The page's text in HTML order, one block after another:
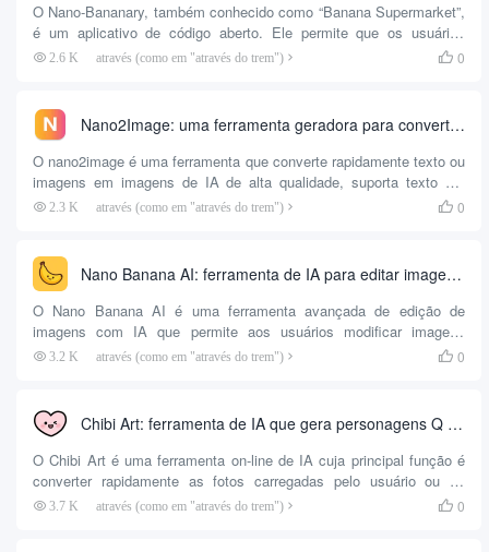
O Nano-Bananary, também conhecido como “Banana Supermarket”,
é um aplicativo de código aberto. Ele permite que os usuários
gerem e editem facilmente imagens e até mesmo vídeos. O recurso
Basta carregar uma imagem, escolher uma predefinição de
“reprodução” e o sistema...
2.6 K através (como em "através do trem")  0
Nano2Image: uma ferramenta geradora para converter rapidamente texto ou imagens em imagens de IA de alta qualidade
O nano2image é uma ferramenta que converte rapidamente texto ou
imagens em imagens de IA de alta qualidade, suporta texto em
imagem, imagem em imagem e edição orientada por texto, teste
2.3 K através (como em "através do trem")  0
Nano Banana AI: ferramenta de IA para editar imagens usando comandos de texto
O Nano Banana AI é uma ferramenta avançada de edição de
imagens com IA que permite aos usuários modificar imagens
inserindo comandos de texto simples. A tecnologia principal dessa
processamento de imagens. Seu melhor recurso é a capacidade de
manter um alto grau de consistência nas características dos
caracteres durante o processo de edição,...
3.2 K através (como em "através do trem")  0
Chibi Art: ferramenta de IA que gera personagens Q fofos a partir de fotos e textos
O Chibi Art é uma ferramenta on-line de IA cuja principal função é
converter rapidamente as fotos carregadas pelo usuário ou as
descrições de texto digitadas em personagens de anime no estilo
3.7 K através (como em "através do trem")  0